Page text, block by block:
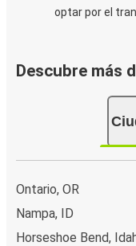
optar por el
Descubre más
Ontario, OR
Nampa, ID
Horseshoe Bend,